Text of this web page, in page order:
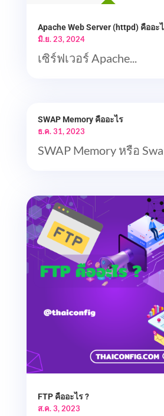
Apache Web Server (httpd) คืออะ
มิ.ย. 23, 2024
เซิร์ฟเวอร์ Apache...
SWAP Memory คืออะไร
ธ.ค. 31, 2023
SWAP Memory หรือ
FTP คืออะไร ?
ส.ค. 3, 2023